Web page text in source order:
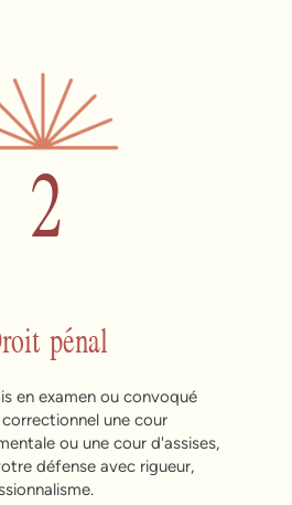
2
pénal
en examen ou convoqué
une cour
ou une cour d'assises,
défense avec rigueur,